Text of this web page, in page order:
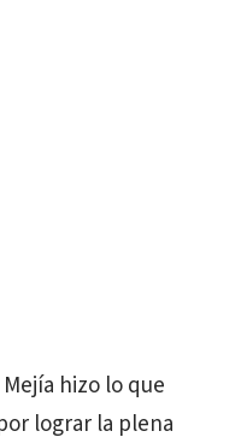
hizo lo que
lograr la plena